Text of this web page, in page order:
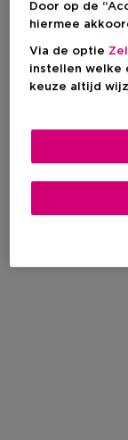
Door op de
hiermee
Via de optie
instellen welke
keuze altijd